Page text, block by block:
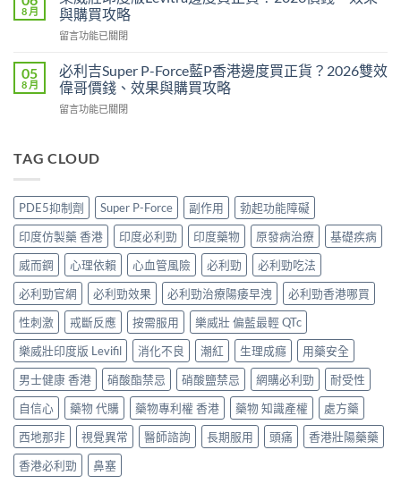
2026
港
買
攻
略
凍
薦）〉
中
利
士
邊
好？
2026
果、
持
完
整
對
比〉
壯
陽
藥
港
邊
度
買
全？
購
攻
略：
貨
付
款
點
＋
3
招
辨
別
真
假〉
中
8 月
與購買攻略
在
威
壯
印
度
邊
正
貨？
2026
價
錢、
效
果
與
買
攻
略〉
中
留言功能已關閉
05
8 月
必利吉Super P-Force藍P香港邊度買正貨？2026雙效
偉哥價錢、效果與購買攻略
在
吉
Force
藍
P
香
港
邊
度
買
貨？
2026
雙
效
偉
價
錢、
效
果
留言功能已關閉
TAG CLOUD
PDE5抑制劑 Super P-Force 副作用
勃起功能障礙
印度仿製藥 香港
印度必利勁 印度藥物 原發病治療
基礎疾病
威而鋼
心理依賴 心血管風險 必利勁
必利勁吃法
必利勁官網
必利勁效果 必利勁治療陽痿早洩
必利勁香港哪買
性刺激
戒斷反應 按需服用
樂威壯 偏藍最輕 QTc
樂威壯印度版 Levifil
消化不良 潮紅 生理成癮
用藥安全
男士健康 香港
硝酸酯禁忌 硝酸鹽禁忌 網購必利勁
耐受性
自信心
藥物 代購 藥物專利權 香港 藥物 知識產權
處方藥
西地那非
視覺異常 醫師諮詢 長期服用 頭痛
香港壯陽藥藥
香港必利勁
鼻塞